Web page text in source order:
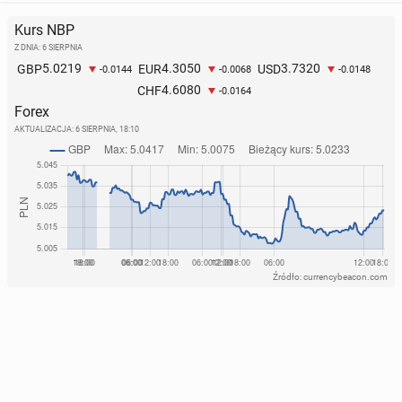
Kurs NBP
Z DNIA: 6 SIERPNIA
GBP5.0219 -0.0144 EUR4.3050 -0.0068 USD3.7320 -0.0148
CHF4.6080 -0.0164
Forex
AKTUALIZACJA: 6 SIERPNIA, 18:10
Źródło: currencybeacon.com